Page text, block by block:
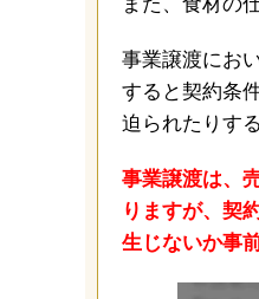
事業譲渡にお
すると契約条
迫られたりす
事業譲渡は、
りますが、契
生じないか事